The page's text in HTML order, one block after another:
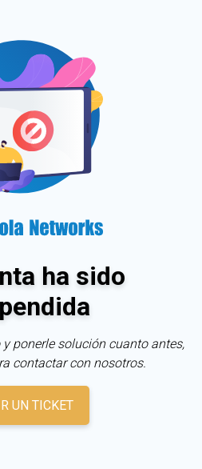
ha sido
ponerle solución cuanto antes,
contactar con nosotros.
UN TICKET